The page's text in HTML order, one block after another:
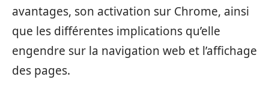
avantages, son activation sur Chrome, ainsi
que les différentes implications qu’elle
engendre sur la navigation web et l’affichage
des pages.